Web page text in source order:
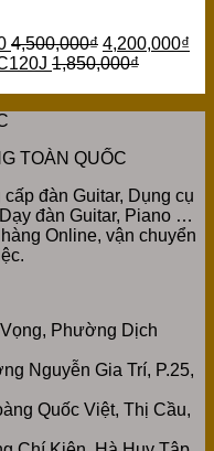
4,500,000₫ 4,200,000₫
1,850,000₫
TOÀN QUỐC
đàn Guitar, Dụng cụ
đàn Guitar, Piano …
Online, vận chuyển
Phường Dịch
Nguyễn Gia Trí, P.25,
Quốc Việt, Thị Cầu,